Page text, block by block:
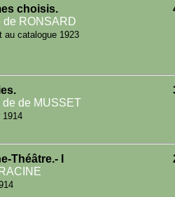
choisis.
de RONSARD
au catalogue 1923
de de MUSSET
1914
Théâtre.- I